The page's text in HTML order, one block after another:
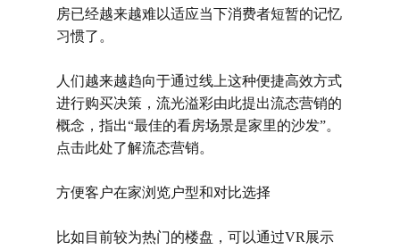
房已经越来越难以适应当下消费者短暂的记忆
习惯了。
人们越来越趋向于通过线上这种便捷高效方式
进行购买决策， 流光溢彩由此提出流态营销的
概念，指出“最佳的看房场景是家里的沙发”。
点击此处了解流态营销。
方便客户在家浏览户型和对比选择
比如目前较为热门的楼盘，可以通过VR展示